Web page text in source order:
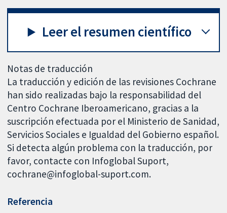
Leer el resumen científico
Notas de traducción
La traducción y edición de las revisiones Cochrane
han sido realizadas bajo la responsabilidad del
Centro Cochrane Iberoamericano, gracias a la
suscripción efectuada por el Ministerio de Sanidad,
Servicios Sociales e Igualdad del Gobierno español.
Si detecta algún problema con la traducción, por
favor, contacte con Infoglobal Suport,
cochrane@infoglobal-suport.com.
Referencia